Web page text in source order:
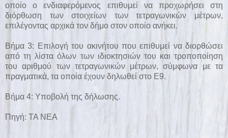
οποίο ο ενδιαφερόμενος επιθυμεί να προχωρήσει στη
διόρθωση των στοιχείων των τετραγωνικών μέτρων,
επιλέγοντας αρχικά τον δήμο στον οποίο ανήκει.
Βήμα 3: Επιλογή του ακινήτου που επιθυμεί να διορθώσει
από τη λίστα όλων των ιδιοκτησιών του και τροποποίηση
του αριθμού των τετραγωνικών μέτρων, σύμφωνα με τα
πραγματικά, τα οποία έχουν δηλωθεί στο Ε9.
Βήμα 4: Υποβολή της δήλωσης.
Πηγή: ΤΑ ΝΕΑ